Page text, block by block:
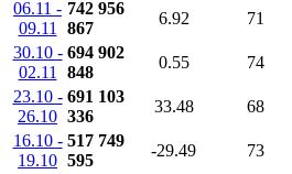
06.11 -
09.11
742 956
867
6.92 71
30.10 -
02.11
694 902
848
0.55 74
23.10 -
26.10
691 103
336
33.48 68
16.10 -
19.10
517 749
595
-29.49 73